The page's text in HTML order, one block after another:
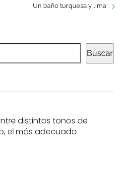
Un baño turquesa y lima
Buscar
distintos tonos de
el más adecuado